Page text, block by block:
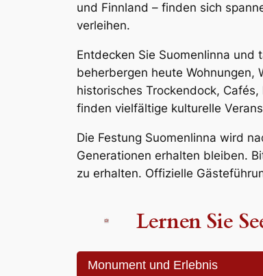
und Finnland – finden sich
verleihen.
Entdecken Sie Suomenlinna
beherbergen heute Wohnungen,
historisches Trockendock,
finden vielfältige kulturelle
Die Festung Suomenlinna wird
Generationen erhalten bleiben.
zu erhalten. Offizielle
Lernen Sie
Monument und Erlebnis